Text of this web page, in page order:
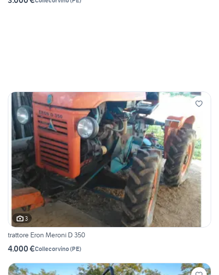
3
trattore Eron Meroni D 350
4.000 €Collecorvino(PE)